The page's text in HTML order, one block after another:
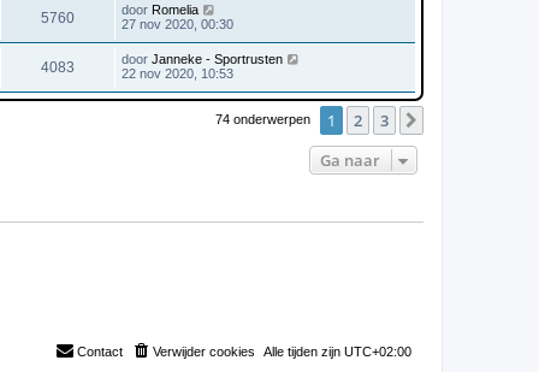
5760 door Romelia
27 nov 2020, 00:30
4083 door Janneke - Sportrusten
22 nov 2020, 10:53
74 onderwerpen 1 2 3
Ga naar
Alle tijden zijn UTC+02:00
Verwijder cookies
Contact